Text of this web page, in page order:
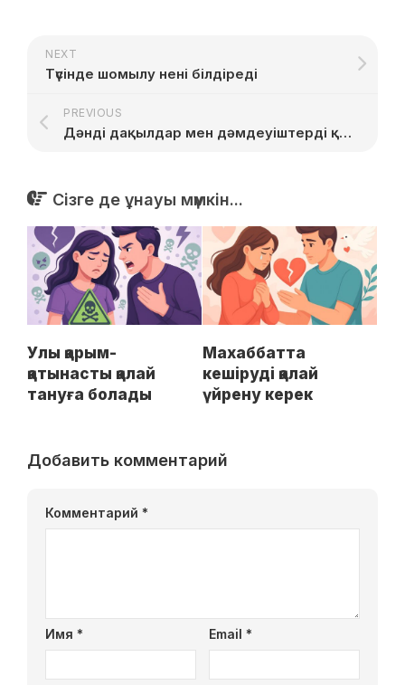
NEXT
Түсінде шомылу нені білдіреді
PREVIOUS
Дәнді дақылдар мен дәмдеуіштерді қоңыздардан қалай сақтау керек
Сізге де ұнауы мүмкін...
Улы қарым-
қатынасты қалай
тануға болады
Махаббатта
кешіруді қалай
үйрену керек
Добавить комментарий
Комментарий *
Имя * Email *